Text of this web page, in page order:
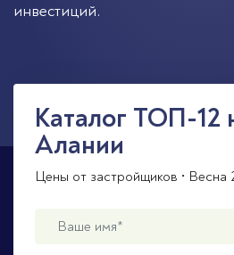
инвестиций.
Каталог ТОП-12
Алании
Цены от застройщиков • Весна